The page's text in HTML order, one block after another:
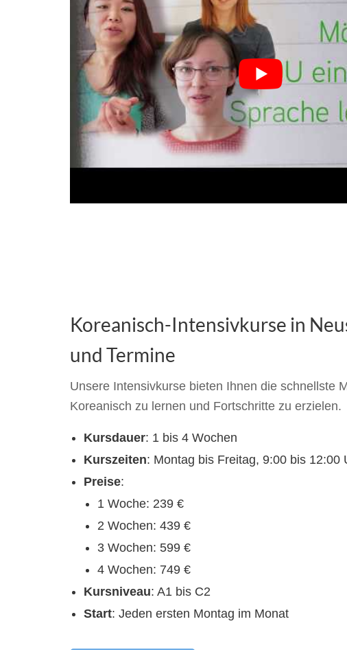
Koreanisch-Intensivkurse in
und Termine
Unsere Intensivkurse bieten Ihnen die schnellste
Koreanisch zu lernen und Fortschritte zu erzielen.
Kursdauer: 1 bis 4 Wochen
Kurszeiten: Montag bis Freitag, 9:00 bis 12:00
Preise:
1 Woche: 239 €
2 Wochen: 439 €
3 Wochen: 599 €
4 Wochen: 749 €
Kursniveau: A1 bis C2
Start: Jeden ersten Montag im Monat